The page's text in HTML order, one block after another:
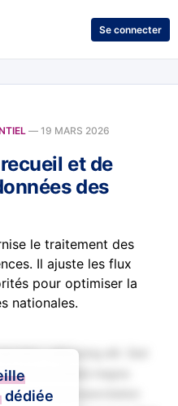
Se connecter
— 19 MARS 2026
et de
des
le traitement des
Il ajuste les flux
pour optimiser la
nationales.
adipiscing elit. Sed
et dolore magna
quis nostrud exercitation
dédiée